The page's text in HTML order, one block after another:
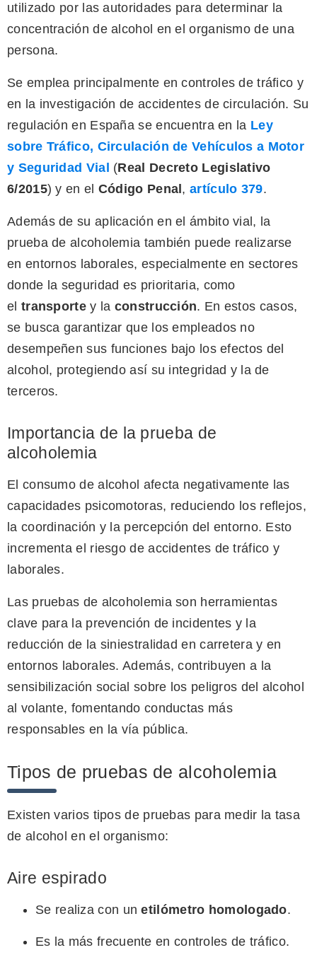
utilizado por las autoridades para determinar la
concentración de alcohol en el organismo de una
persona.
Se emplea principalmente en controles de tráfico y
en la investigación de accidentes de circulación. Su
regulación en España se encuentra en la Ley
sobre Tráfico, Circulación de Vehículos a Motor
y Seguridad Vial (Real Decreto Legislativo
6/2015) y en el Código Penal ,artículo 379.
Además de su aplicación en el ámbito vial, la
prueba de alcoholemia también puede realizarse
en entornos laborales, especialmente en sectores
donde la seguridad es prioritaria, como
el transportey la construcción. En estos casos,
se busca garantizar que los empleados no
desempeñen sus funciones bajo los efectos del
alcohol, protegiendo así su integridad y la de
terceros.
Importancia de la prueba de
alcoholemia
El consumo de alcohol afecta negativamente las
capacidades psicomotoras, reduciendo los reflejos,
la coordinación y la percepción del entorno. Esto
incrementa el riesgo de accidentes de tráfico y
laborales.
Las pruebas de alcoholemia son herramientas
clave para la prevención de incidentes y la
reducción de la siniestralidad en carretera y en
entornos laborales. Además, contribuyen a la
sensibilización social sobre los peligros del alcohol
al volante, fomentando conductas más
responsables en la vía pública.
Tipos de pruebas de alcoholemia
Existen varios tipos de pruebas para medir la tasa
de alcohol en el organismo:
Aire espirado
Se realiza con unetilómetro homologado.
Es la más frecuente en controles de tráfico.